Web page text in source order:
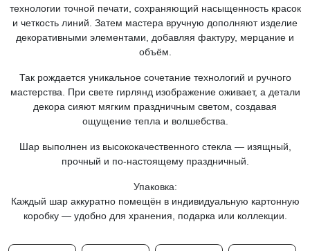
технологии точной печати, сохраняющий насыщенность красок
и четкость линий. Затем мастера вручную дополняют изделие
декоративными элементами, добавляя фактуру, мерцание и
объём.
Так рождается уникальное сочетание технологий и ручного
мастерства. При свете гирлянд изображение оживает, а детали
декора сияют мягким праздничным светом, создавая
ощущение тепла и волшебства.
Шар выполнен из высококачественного стекла — изящный,
прочный и по-настоящему праздничный.
Упаковка:
Каждый шар аккуратно помещён в индивидуальную картонную
коробку — удобно для хранения, подарка или коллекции.